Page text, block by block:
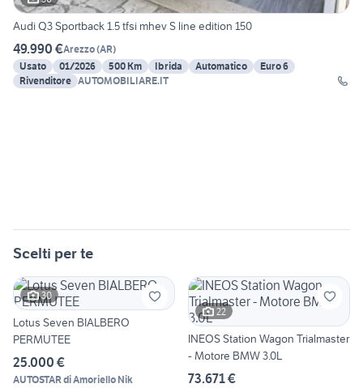
Audi Q3 Sportback 1.5 tfsi mhev S line edition 150
49.990 €Arezzo(AR)
Usato
01/2026 500 Km Ibrida Automatico
Euro 6
Rivenditore AUTOMOBILIARE.IT
Scelti per te
30
Lotus Seven BIALBERO
PERMUTEE
25.000 €
AUTOSTAR di Amoriello Nik
22
INEOS Station Wagon Trialmaster
- Motore BMW 3.0L
73.671 €